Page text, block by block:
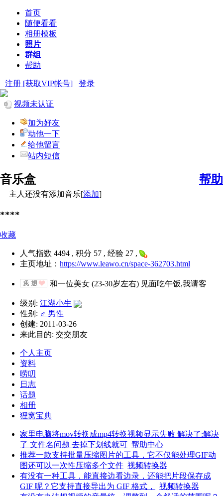
首页
随便看看
相册模板
照片
群组
帮助
注册 [获取VIP帐号] 登录
视频未认证
加为好友
动他一下
给他留言
站内短信
帮助
音乐盒
主人还没有添加音乐[添加]
****
收藏
人气指数 4494 , 积分 57 , 经验 27 ,
主页地址： https://www.leawo.cn/space-362703.html
和一位美女 (23-30岁左右) 见面吃午饭,我请客
级别: 江湖小生
性别: ♂ 男性
创建: 2011-03-26
来此目的: 交交朋友
个人主页
资料
唠叨
日志
话题
相册
狸窝宝典
家里电脑将mov转换成mp4转换视频显示失败 解决了:解决
了 文件名问题 去掉下划线就可 帮助中心
推荐一款支持批量压缩图片的工具，它不仅能处理GIF动
图还可以一次性压缩多个文件 视频转换器
有没有一种工具，能直接边看边录，还能把片段保存成
GIF 呢？它支持直接导出为 GIF 格式，
视频转换器